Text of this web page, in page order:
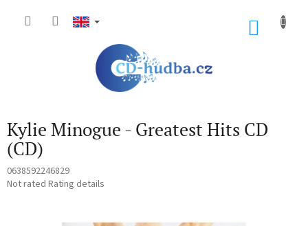
Kylie Minogue - Greatest Hits CD
(CD)
0638592246829
The
Not rated Rating details